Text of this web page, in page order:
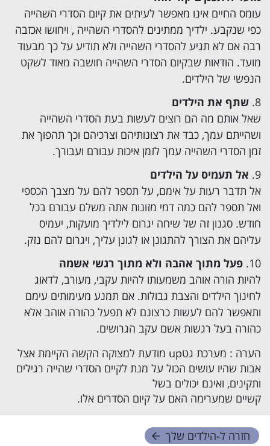
עומס החיים אינו מאפשר לעיתים את קיום הסדרי השהייה
כפי שנקבע. ילדיך ממתינים להסדרי השהייה , ויחושו אכזבה
רבה אם לא תגיע להסדרי השהייה ולא תודיע על כך מבעוד
מועד. הודאות שבקיום הסדרי השהייה חושבה מאוד לשקט
הנפשי של הילדים.
שתף את הילדים
שאל אותם מה הם רוצים לעשות בעת הסדרי השהייה
ושהייתם עמך, כבד את רצונותיהם וצרכיהם וכך תהפוך את
זמן הסדרי השהייה עמך לזמן איכות עבורם ועבורך.
אל תעמיס על הילדים
אל תדבר רעות על אימם, על תספר להם על מצבך הכספי
ואל תספר להם כמה דמי מזונות אתה משלם עבורם בכל
חודש. סגנון זה של שיחה יגרום לילדיך מועקות, יעמיס
עליהם את הצורך להתגונן או לגונן עליך, ויגרום להם נזק.
פעל מתוך אהבה ולא מתוך רגשי אשמה
להיות הורה אוהב משמעותו להיות עקבי, מעורב, לדאוג
לחינוך הילדים והצבת גבולות. אם תמנע מעימותים עימם
ותאפשר להם לעשות כרצונם לא תפעל כהורה אוהב אלא
כהורה בעל רגשות אשם עקב הגרושים.
הערה : מערכת גטup מודעת למצוקה הקשה הקיימת אצל
אבות שהיו עושים הכול על מנת לקיים הסדרי שהייה רגילים
ותקינים, ואינם יכולים בשל
קשיים שמערימה האם על קיום הסדרים אלו.
חזרה ל-הילדים שלך